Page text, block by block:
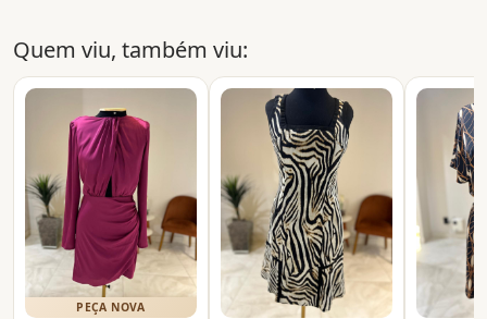
Quem viu, também viu:
PEÇA NOVA